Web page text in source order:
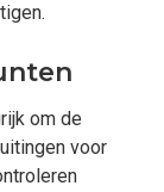
om de
voor